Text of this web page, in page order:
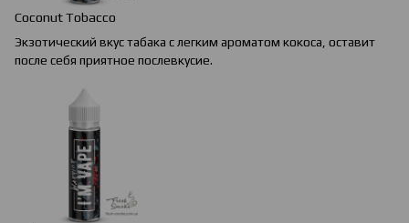
Coconut Tobacco
Экзотический вкус табака с легким ароматом кокоса, оставит
после себя приятное послевкусие.